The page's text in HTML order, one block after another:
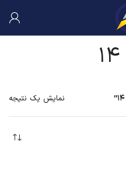
نمایش یک نتیجه